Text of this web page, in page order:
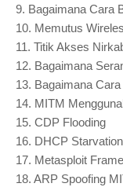
9. Bagaimana Cara
10. Memutus
11. Titik Akses
12. Bagaimana
13. Bagaimana
14. MITM
15. CDP Flooding
16. DHCP Starvation
17. Metasploit
18. ARP Spoofing